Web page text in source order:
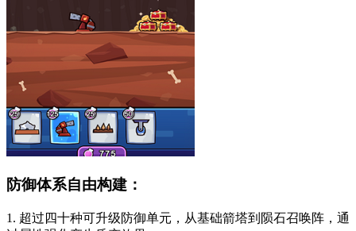
防御体系自由构建：
1. 超过四十种可升级防御单元，从基础箭塔到陨石召唤阵，通